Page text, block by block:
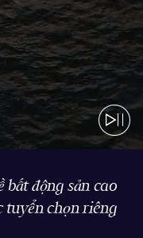
động sản cao
tuyển chọn riêng